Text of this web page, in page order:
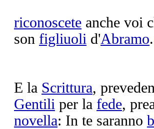
riconoscete anche voi
son figliuoli d'Abramo.
E la Scrittura,
Gentili per la fede,
novella: In te saranno